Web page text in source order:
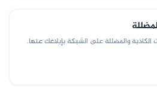
الكاذبة والمضللة على الشبكة بإبلاغك عنها.